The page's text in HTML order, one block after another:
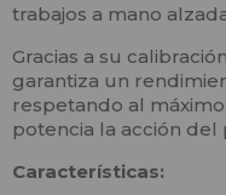
trabajos a mano
Gracias a su
garantiza un
respetando al
potencia la acción
Características: